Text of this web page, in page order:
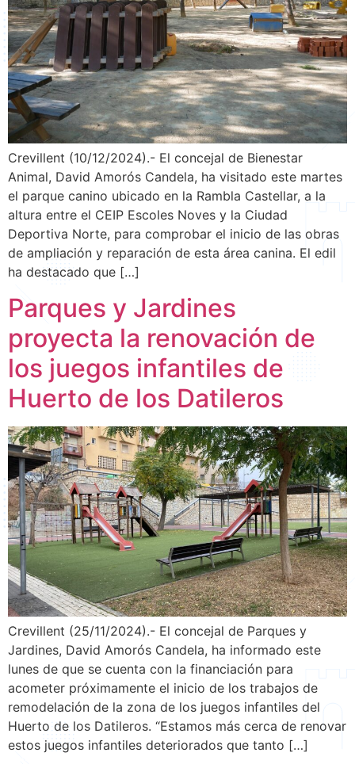
Crevillent (10/12/2024).- El concejal de Bienestar
Animal, David Amorós Candela, ha visitado este martes
el parque canino ubicado en la Rambla Castellar, a la
altura entre el CEIP Escoles Noves y la Ciudad
Deportiva Norte, para comprobar el inicio de las obras
de ampliación y reparación de esta área canina. El edil
ha destacado que […]
Parques y Jardines
proyecta la renovación de
los juegos infantiles de
Huerto de los Datileros
Crevillent (25/11/2024).- El concejal de Parques y
Jardines, David Amorós Candela, ha informado este
lunes de que se cuenta con la financiación para
acometer próximamente el inicio de los trabajos de
remodelación de la zona de los juegos infantiles del
Huerto de los Datileros. “Estamos más cerca de renovar
estos juegos infantiles deteriorados que tanto […]